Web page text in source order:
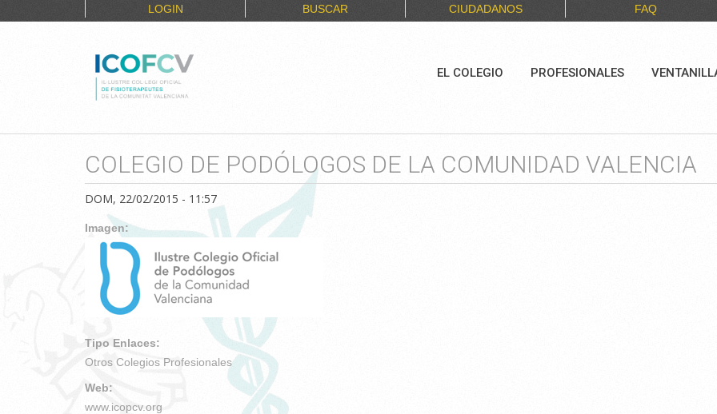
LOGIN BUSCAR CIUDADANOS FAQ
EL COLEGIO PROFESIONALES
COLEGIO DE PODÓLOGOS DE LA COMUNIDAD VALENCIA
DOM, 22/02/2015 - 11:57
Imagen:
Tipo Enlaces:
Otros Colegios Profesionales
Web:
www.icopcv.org